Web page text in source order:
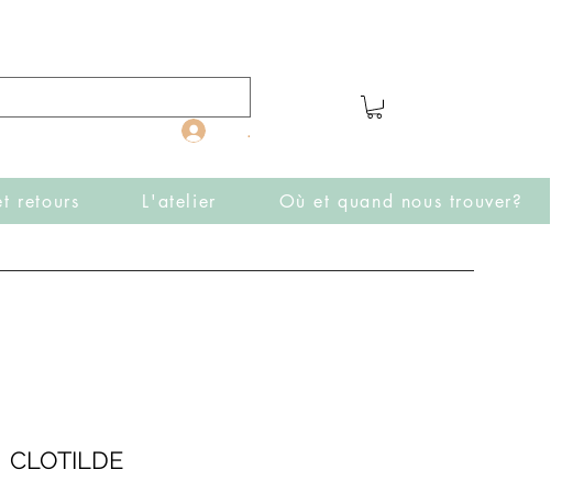
.
retours L'atelier Où et quand nous trouver?
CLOTILDE